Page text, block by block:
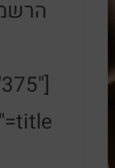
title="טופס רב מסר רוחבי"]